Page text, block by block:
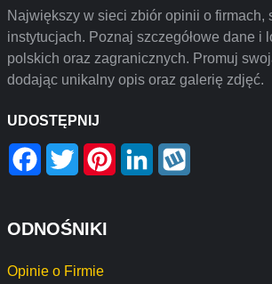
Największy w sieci zbiór opinii o firmach,
instytucjach. Poznaj szczegółowe dane i
polskich oraz zagranicznych. Promuj
dodając unikalny opis oraz galerię zdjęć.
UDOSTĘPNIJ
Facebook
Twitter PinterestLinkedIn
ODNOŚNIKI
Opinie o Firmie